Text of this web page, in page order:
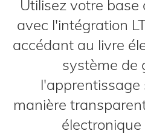
Utilisez votre base
avec l'intégration
accédant au livre
système de
l'apprentissage
manière